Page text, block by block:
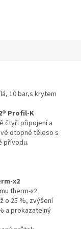
10 bar,s krytem
Profil-K
čtyři připojení a
otopné těleso s
přívodu.
x2
therm-x2
o 25 %, zvýšení
a prokazatelný